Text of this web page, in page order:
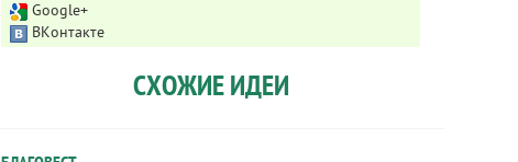
Google+
ВКонтакте
СХОЖИЕ ИДЕИ